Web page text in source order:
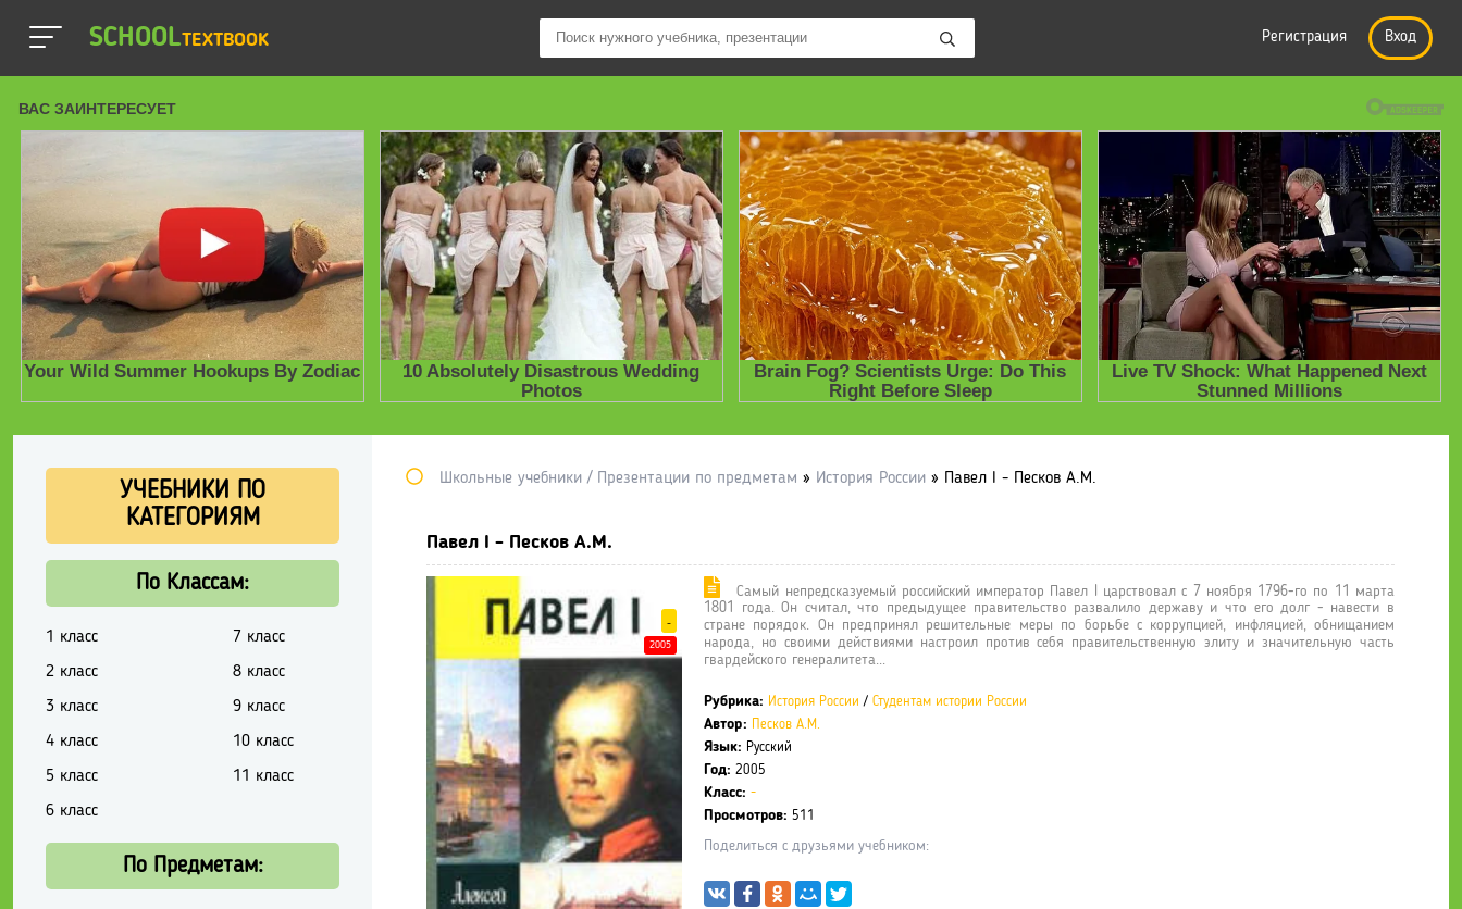
SCHOOLTEXTBOOK Регистрация Вход
Школьные учебники / Презентации по предметам » История России » Павел I - Песков А.М.
Павел I - Песков А.М.
-
2005
Самый непредсказуемый российский император Павел I царствовал с 7 ноября 1796-го по 11 марта
1801 года. Он считал, что предыдущее правительство развалило державу и что его долг - навести в
стране порядок. Он предпринял решительные меры по борьбе с коррупцией, инфляцией, обнищанием
народа, но своими действиями настроил против себя правительственную элиту и значительную часть
гвардейского генералитета...
Рубрика: История России / Студентам истории России
Автор: Песков А.М.
Язык: Русский
Год: 2005
Класс: -
Просмотров: 511
Поделиться с друзьями учебником:
УЧЕБНИКИ ПО
КАТЕГОРИЯМ
По Классам:
1 класс
2 класс
3 класс
4 класс
5 класс
6 класс
7 класс
8 класс
9 класс
10 класс
11 класс
По Предметам: